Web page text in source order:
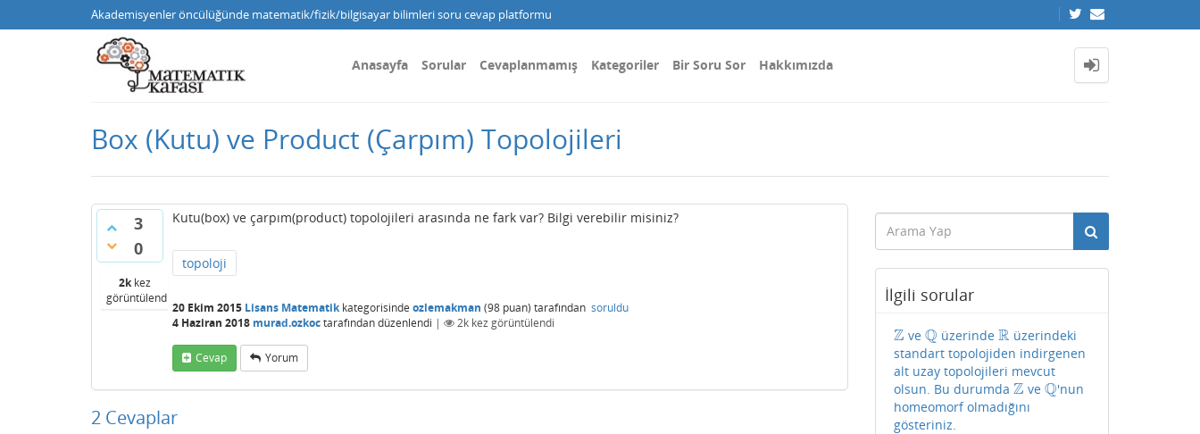
Akademisyenler öncülüğünde matematik/fizik/bilgisayar bilimleri soru cevap platformu
Anasayfa Sorular Cevaplanmamış Kategoriler Bir Soru Sor Hakkımızda
Box (Kutu) ve Product (Çarpım) Topolojileri
3
0
2kkez
görüntülendi
Kutu(box) ve çarpım(product) topolojileri arasında ne fark var? Bilgi verebilir misiniz?
topoloji
20 Ekim 2015 Lisans Matematikkategorisinde ozlemakman (98 puan) tarafından soruldu
4 Haziran 2018 murad.ozkoctarafındandüzenlendi | 2k kez görüntülendi
Cevap Yorum
2 Cevaplar
İlgili sorular
Z
Z ve Q
Q üzerindeR
R üzerindeki
standart topolojiden indirgenen
alt uzay topolojileri mevcut
olsun. Bu durumda Z
Z ve Q
Q 'nun
homeomorf olmadığını
gösteriniz.